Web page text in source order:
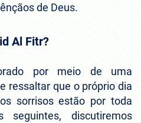
de Deus.
Al Fitr?
por meio de uma
ressaltar que o próprio dia
sorrisos estão por toda
seguintes, discutiremos